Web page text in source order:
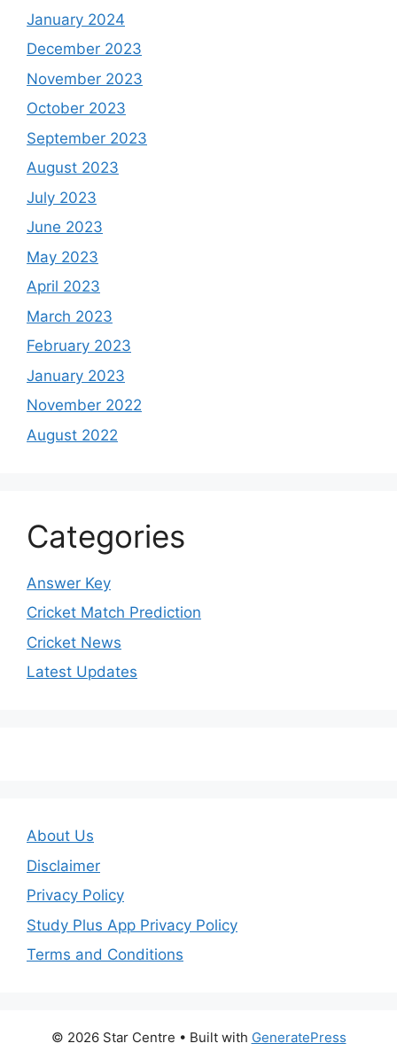
January 2024
December 2023
November 2023
October 2023
September 2023
August 2023
July 2023
June 2023
May 2023
April 2023
March 2023
February 2023
January 2023
November 2022
August 2022
Categories
Answer Key
Cricket Match Prediction
Cricket News
Latest Updates
About Us
Disclaimer
Privacy Policy
Study Plus App Privacy Policy
Terms and Conditions
© 2026 Star Centre • Built with GeneratePress